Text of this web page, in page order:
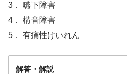
3． 嚥下障害
4． 構音障害
5． 有痛性けいれん
解答・解説